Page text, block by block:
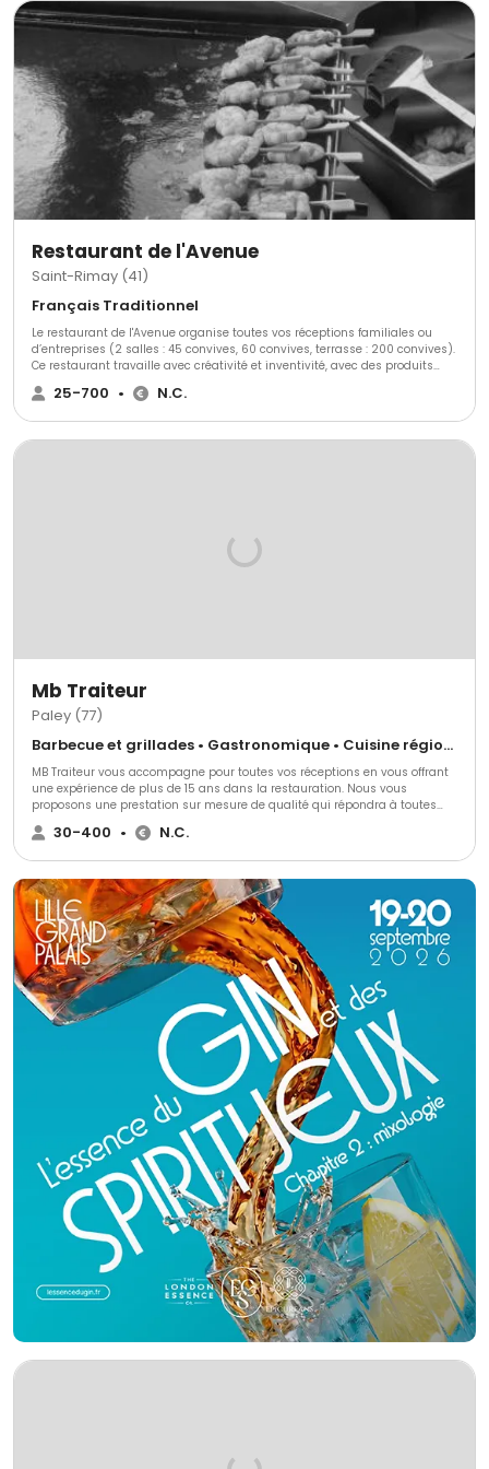
Restaurant de l'Avenue
Saint-Rimay (41)
Français Traditionnel
Le restaurant de l'Avenue organise toutes vos réceptions familiales ou
d’entreprises (2 salles : 45 convives, 60 convives, terrasse : 200 convives).
Ce restaurant travaille avec créativité et inventivité, avec des produits
savoureux et de qualité. Tout est personnalisable grâce au chef Rodolphe
Lefort et il répondra à toutes vos demandes et s’adaptera à toutes vos
25-700 • N.C.
Mb Traiteur
Paley (77)
Barbecue et grillades • Gastronomique • Cuisine régionale
MB Traiteur vous accompagne pour toutes vos réceptions en vous offrant
une expérience de plus de 15 ans dans la restauration. Nous vous
proposons une prestation sur mesure de qualité qui répondra à toutes
vos demandes gourmandes. Quelque soit le type d'événement que vous
souhaitez organiser, notre cuisine est élégament présentée et réalisée
des artisans qui ont à coeur de conserver ce savoir-faire pour vous offrir
une qualité de produit excellente . MB TRAITEUR c'est le choix gourmand
pour que vos réceptions soient uniques. Du repas de mariage au Food-
Truck, nous vous proposons des formules originales pour vous
accompagner dans vos réceptions avec élégance et convivialité.
30-400 • N.C.